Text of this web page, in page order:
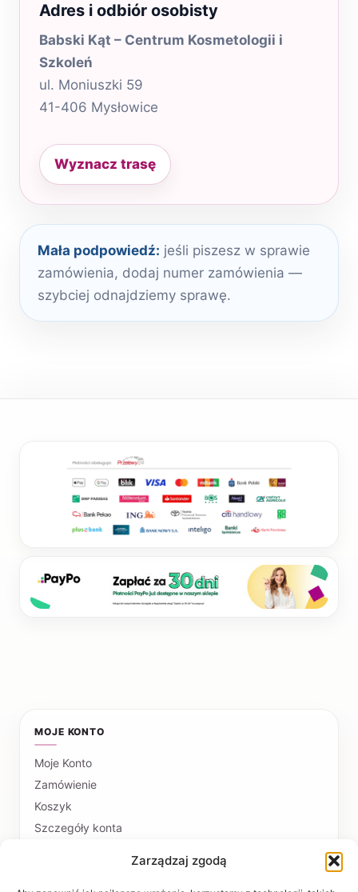
Zarządzaj zgodą
Adres i odbiór osobisty
Babski Kąt – Centrum Kosmetologii i
Szkoleń
ul. Moniuszki 59
41-406 Mysłowice
Wyznacz trasę
Mała podpowiedź: jeśli piszesz w sprawie
zamówienia, dodaj numer zamówienia —
szybciej odnajdziemy sprawę.
MOJE KONTO
Moje Konto
Zamówienie
Koszyk
Szczegóły konta
PŁATNOŚCI I DOSTAWA